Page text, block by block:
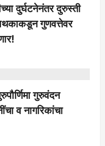
दुर्घटनेनंतर दुरुस्ती
पथकाकडून गुणवत्तेवर
परिसर
गुरुवंदन
व नागरिकांचा